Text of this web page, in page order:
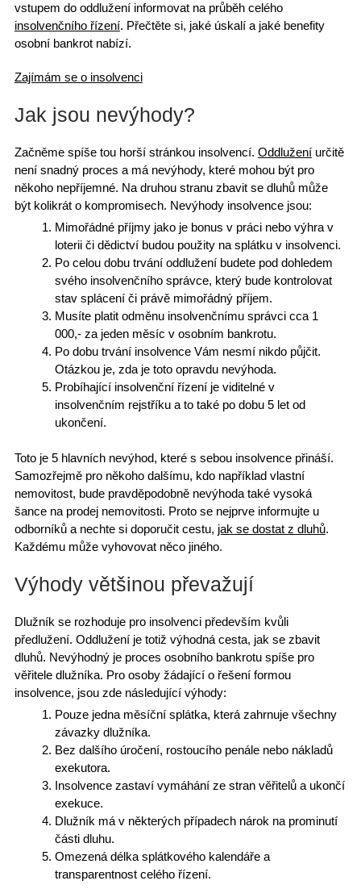
vstupem do oddlužení informovat na průběh celého
insolvenčního řízení. Přečtěte si, jaké úskalí a jaké benefity
osobní bankrot nabízí.
Zajímám se o insolvenci
Jak jsou nevýhody?
Začněme spíše tou horší stránkou insolvencí. Oddluženíurčitě
není snadný proces a má nevýhody, které mohou být pro
někoho nepříjemné. Na druhou stranu zbavit se dluhůmůže
být kolikrát o kompromisech. Nevýhody insolvencejsou:
Mimořádné příjmy jako je bonus v práci nebo výhra v
loterii či dědictvíbudou použity na splátku v insolvenci.
Po celou dobu trvání oddlužení budete pod dohledem
svého insolvenčního správce, který bude kontrolovat
stav spláceníči právě mimořádný příjem.
Musíte platit odměnu insolvenčnímu správcicca 1
000,- za jeden měsíc v osobním bankrotu.
Po dobu trvání insolvence Vám nesmí nikdo půjčit.
Otázkou je, zda je toto opravdu nevýhoda.
Probíhající insolvenční řízení je viditelné v
insolvenčním rejstříkua to také po dobu 5 let od
ukončení.
Toto je 5 hlavních nevýhod, které s sebou insolvence přináší.
Samozřejmě pro někoho dalšímu, kdo například vlastní
nemovitost, bude pravděpodobně nevýhoda také vysoká
šance na prodej nemovitosti. Proto se nejprve informujte u
odborníkůa nechte si doporučit cestu, jak se dostat z dluhů.
Každému může vyhovovat něco jiného.
Výhody většinou převažují
Dlužník se rozhoduje pro insolvenci především kvůli
předlužení. Oddluženíje totiž výhodná cesta, jak se zbavit
dluhů. Nevýhodný je proces osobního bankrotu spíše pro
věřitele dlužníka. Pro osoby žádající o řešení formou
insolvence, jsou zde následující výhody:
Pouze jedna měsíční splátka, která zahrnuje všechny
závazky dlužníka.
Bez dalšího úročení, rostoucího penále nebo nákladů
exekutora.
Insolvence zastaví vymáháníze stran věřitelů a ukončí
exekuce.
Dlužník má v některých případech nárok na prominutí
části dluhu.
Omezená délka splátkového kalendáře a
transparentnost celého řízení.